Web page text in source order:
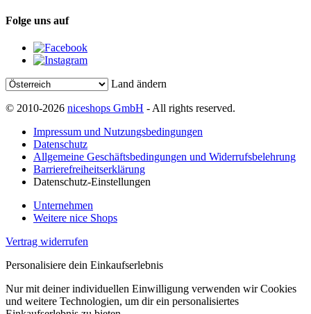
Folge uns auf
Land ändern
© 2010-2026 niceshops GmbH - All rights reserved.
Impressum und Nutzungsbedingungen
Datenschutz
Allgemeine Geschäftsbedingungen und Widerrufsbelehrung
Barrierefreiheitserklärung
Datenschutz-Einstellungen
Unternehmen
Weitere nice Shops
Vertrag widerrufen
Personalisiere dein Einkaufserlebnis
Nur mit deiner individuellen Einwilligung verwenden wir Cookies
und weitere Technologien, um dir ein personalisiertes